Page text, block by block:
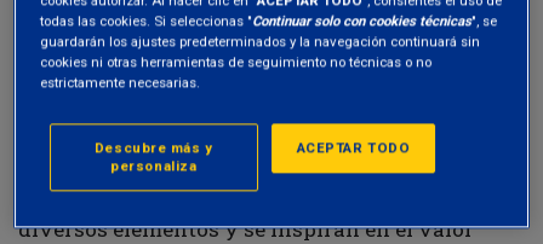
Fondos Comunes de Inversiónque se han
distinguido por los resultados conseguidos.
La atribución de los premios se realiza según
sólidos criterios de análisis, que tienen en cuenta
diversos elementos y se inspiran en el valor
todas las cookies. Si seleccionas "Continuar solo con cookies técnicas", se
guardarán los ajustes predeterminados y la navegación continuará sin
cookies ni otras herramientas de seguimiento no técnicas o no
estrictamente necesarias.
ACEPTAR TODO
Descubre más y
personaliza